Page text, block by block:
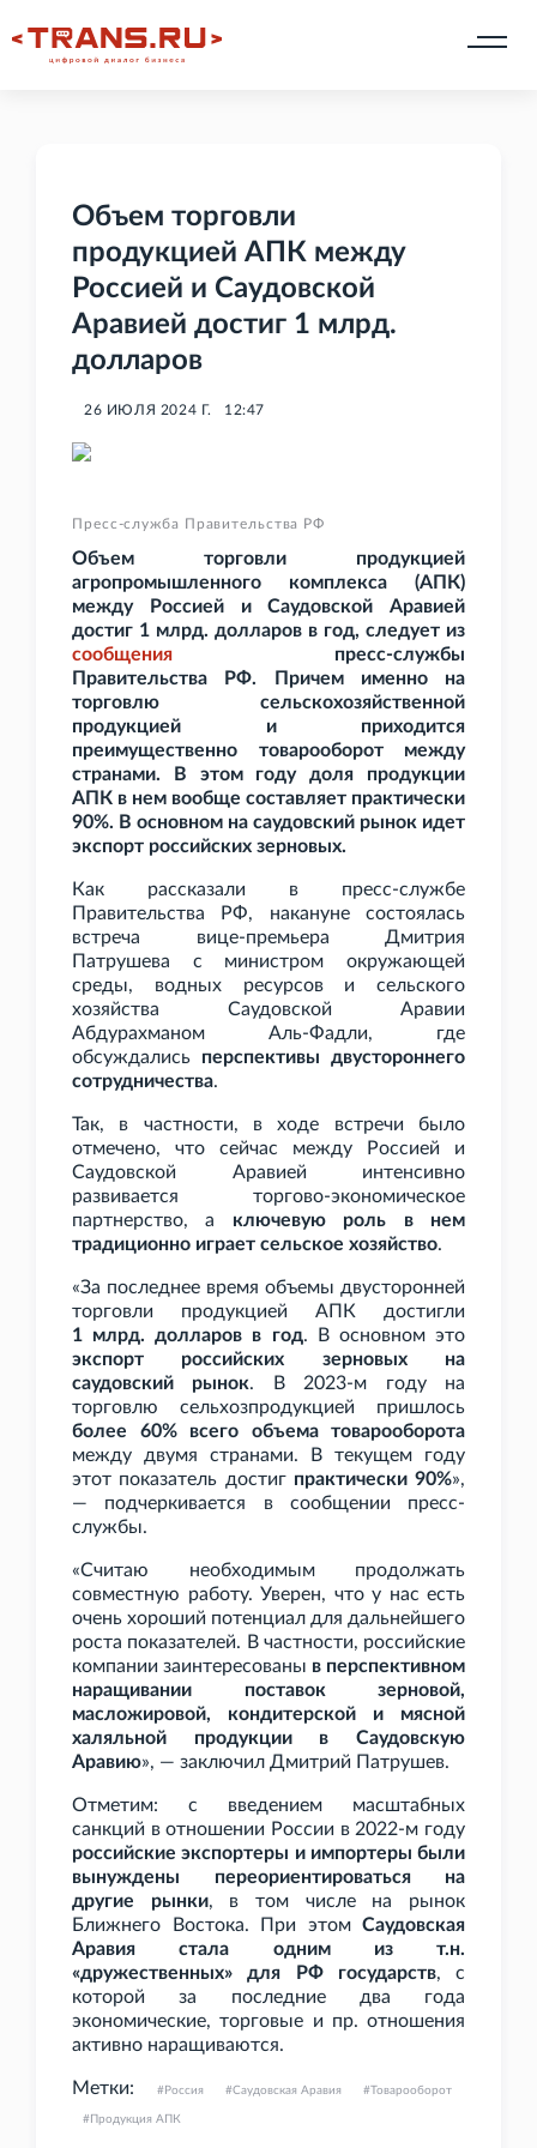
Объем торговли
продукцией АПК между
Россией и Саудовской
Аравией достиг 1 млрд.
долларов
26 ИЮЛЯ 2024 Г. 12:47
Пресс-служба Правительства РФ
Объем торговли продукцией
агропромышленного комплекса (АПК)
между Россией и Саудовской Аравией
достиг 1 млрд. долларов в год, следует из
сообщения пресс-службы
Правительства
РФ. Причем именно на
торговлю сельскохозяйственной
продукцией и приходится
преимущественно товарооборот между
странами. В этом году доля продукции
АПК в нем вообще составляет практически
90%. В основном на саудовский рынок идет
экспорт российских зерновых.
Как рассказали в пресс-службе
Правительства
РФ, накануне состоялась
встреча вице-премьера Дмитрия
Патрушева с министром окружающей
среды, водных ресурсов и сельского
хозяйства Саудовской Аравии
Абдурахманом Аль-Фадли, где
обсуждались перспективы двустороннего
сотрудничества.
Так, в частности, в ходе встречи было
отмечено, что сейчас между Россией и
Саудовской Аравией интенсивно
развивается торгово-экономическое
партнерство, а ключевую роль в нем
традиционно играет сельское хозяйство.
«За последнее время объемы двусторонней
торговли продукцией АПК достигли
1 млрд. долларов в год. В основном это
экспорт российских зерновых на
саудовский рынок. В 2023-м году на
торговлю сельхозпродукцией пришлось
более 60% всего объема товарооборота
между двумя странами. В текущем году
этот показатель достиг практически 90%»,
— подчеркивается в сообщении пресс-
службы.
«Считаю необходимым продолжать
совместную работу. Уверен, что у нас есть
очень хороший потенциал для дальнейшего
роста показателей. В частности, российские
компании заинтересованы в перспективном
наращивании поставок зерновой,
масложировой, кондитерской и мясной
халяльной продукции в Саудовскую
Аравию», — заключил Дмитрий Патрушев.
Отметим: с введением масштабных
санкций в отношении России в 2022-м году
российские экспортеры и импортеры были
вынуждены переориентироваться на
другие рынки, в том числе на рынок
Ближнего Востока. При этом Саудовская
Аравия стала одним из т.н.
«дружественных» для РФ государств, с
которой за последние два года
экономические, торговые и пр. отношения
активно наращиваются.
Метки: Россия Саудовская Аравия Товарооборот
Продукция АПК